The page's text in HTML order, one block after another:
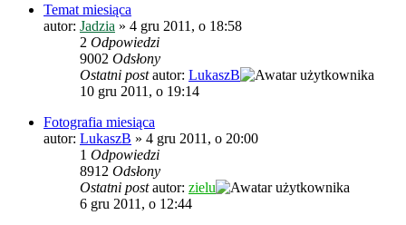
Temat miesiąca
autor: Jadzia » 4 gru 2011, o 18:58
2 Odpowiedzi
9002 Odsłony
Ostatni postautor: LukaszB
10 gru 2011, o 19:14
Fotografia miesiąca
autor: LukaszB » 4 gru 2011, o 20:00
1 Odpowiedzi
8912 Odsłony
Ostatni postautor: zielu
6 gru 2011, o 12:44